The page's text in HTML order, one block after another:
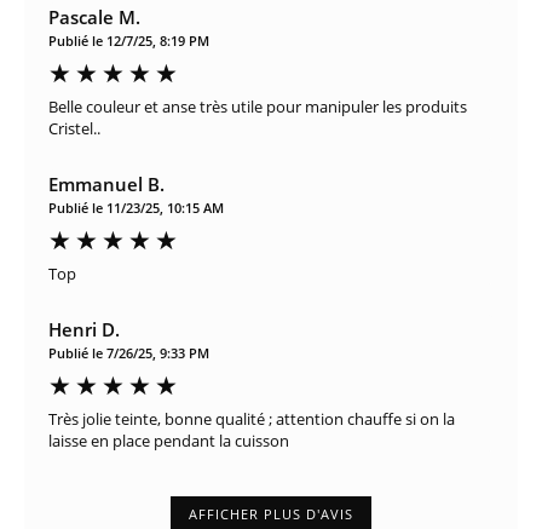
Pascale M.
Publié le 12/7/25, 8:19 PM
Belle couleur et anse très utile pour manipuler les produits
Cristel..
Emmanuel B.
Publié le 11/23/25, 10:15 AM
Top
Henri D.
Publié le 7/26/25, 9:33 PM
Très jolie teinte, bonne qualité ; attention chauffe si on la
laisse en place pendant la cuisson
AFFICHER PLUS D'AVIS